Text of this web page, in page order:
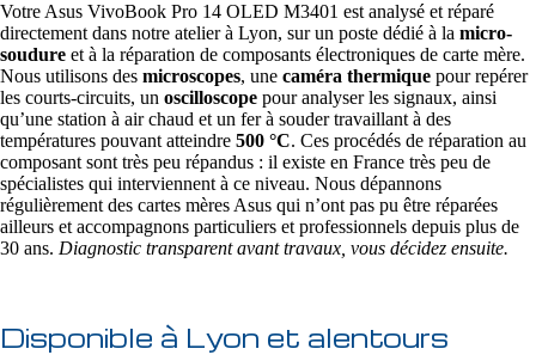
Votre Asus VivoBook Pro 14 OLED M3401 est analysé et réparé
directement dans notre atelier à Lyon, sur un poste dédié à la micro-
soudure et à la réparation de composants électroniques de carte mère.
Nous utilisons des microscopes, une caméra thermique pour repérer
les courts-circuits, un oscilloscope pour analyser les signaux, ainsi
qu’une station à air chaud et un fer à souder travaillant à des
températures pouvant atteindre 500 °C. Ces procédés de réparation au
composant sont très peu répandus : il existe en France très peu de
spécialistes qui interviennent à ce niveau. Nous dépannons
régulièrement des cartes mères Asus qui n’ont pas pu être réparées
ailleurs et accompagnons particuliers et professionnels depuis plus de
30 ans. Diagnostic transparent avant travaux, vous décidez ensuite.
Disponible à Lyon et alentours